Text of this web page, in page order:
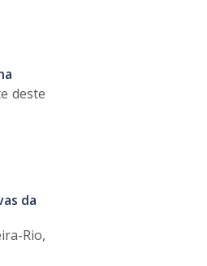
deste
da
Rio,